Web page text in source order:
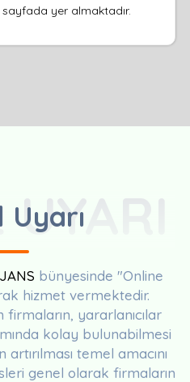
yer almaktadır.
Uyarı
UYARI
bünyesinde "Online
hizmet vermektedir.
yararlanıcılar
kolay bulunabilmesi
temel amacını
genel olarak firmaların